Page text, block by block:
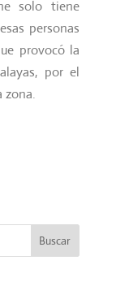
solo tiene
personas
provocó la
por el
zona.